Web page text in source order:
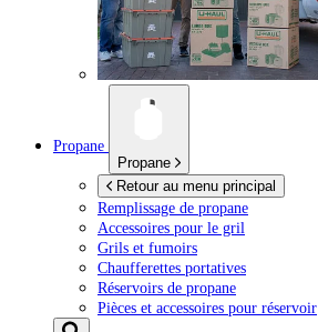
Propane
Propane
Retour au menu principal
Remplissage de propane
Accessoires pour le gril
Grils et fumoirs
Chaufferettes portatives
Réservoirs de propane
Pièces et accessoires pour réservoir